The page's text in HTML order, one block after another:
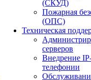
(СКУД)
Пожарная
(ОПС)
Техническая
серверов
Внедрение
телефонии